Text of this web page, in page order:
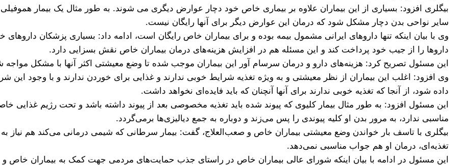
بیگلری افزود: بسیاری از این بیماران علاوه بر بیماری خاص خود دچار عوارض دیگری می شوند. به طور مثال یک بیمار
سایر نواحی بدن دچار مشکل شود که درمان این عوارض دیگر برای آنها رایگان نیست.
وی با بیان اینکه تنها داروهای ایرانی مشمول بیمه بوده و برای بیماران خاص رایگان است، ادامه داد: بسیاری پزشکان
داروها را از جیب خود پرداخت کند و این مسئله هم در افزایش هزینه‌های درمان بیماران خاص نقش بسزایی دارد.
این مسئول تصریح کرد: هزینه‌های دارو و درمان سرسام آور این بیماران موجب شده تا وضع معیشتی اکثر آنها با مشکل مواجه
وی افزود: اغلب این بیماران از نظر معیشتی و به ویژه تغذیه شرایط خوبی ندارند و غذایی برای خوردن ندارند و با وجود این
داده شود، از آنجا که تغذیه خوبی ندارند برای آنها آنچنان که باید فایده‌ای نخواهد داشت.
این مسئول افزود: به طور مثال بیمار کلیوی که پیوند شده باید تغذیه مخصوصی بعد از پیوند داشته باشد و تحت رژیم غذایی
مناسبی ندارد، به مرور بدن او کلیه پیوندی را پس می‌زند و دوباره به جمع دیالیزی‌ها برمی‌گردد.
بیگلری با تاسف بار خواندن وضع معیشتی بیماران خاص و صعب‌العلاج، گفت: بیمار سرطانی که شیمی درمانی می‌کند هم نیاز
تغذیه‌ای، درمان او هم جواب مناسبی نمی‌دهد.
این مسئول در ادامه با بیان اینکه شورای عالی بیماران خاص در راستای جذب حمایت‌های مردمی جهت کمک به بیماران خاص